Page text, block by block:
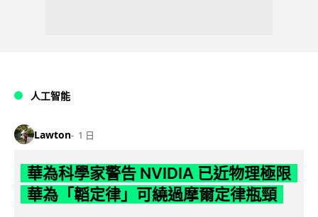
人工智能
Lawton 1 日
華為科學家警告 NVIDIA 已近物理極限
華為「韜定律」可繞過摩爾定律瓶頸